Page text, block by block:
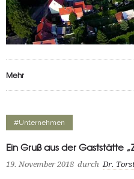
Mehr
#Unternehmen
Ein Gruß aus der Gaststätte
19. November 2018 durch Dr.